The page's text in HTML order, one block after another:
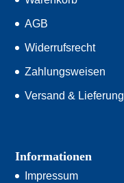
AGB
Widerrufsrecht
Zahlungsweisen
Versand & Lieferung
Informationen
Impressum